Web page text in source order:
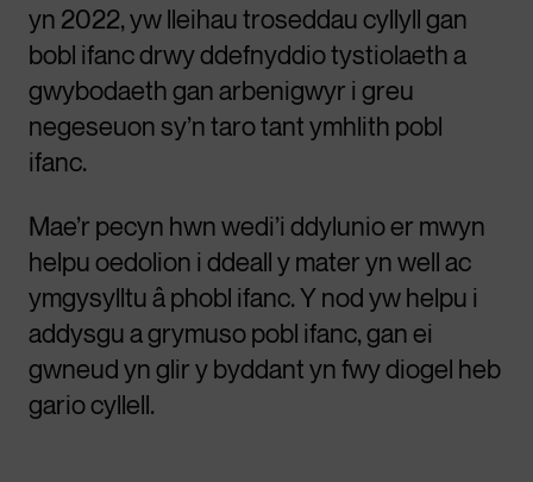
yn 2022, yw lleihau troseddau cyllyll gan
bobl ifanc drwy ddefnyddio tystiolaeth a
gwybodaeth gan arbenigwyr i greu
negeseuon sy’n taro tant ymhlith pobl
ifanc.
Mae’r pecyn hwn wedi’i ddylunio er mwyn
helpu oedolion i ddeall y mater yn well ac
ymgysylltu â phobl ifanc. Y nod yw helpu i
addysgu a grymuso pobl ifanc, gan ei
gwneud yn glir y byddant yn fwy diogel heb
gario cyllell.